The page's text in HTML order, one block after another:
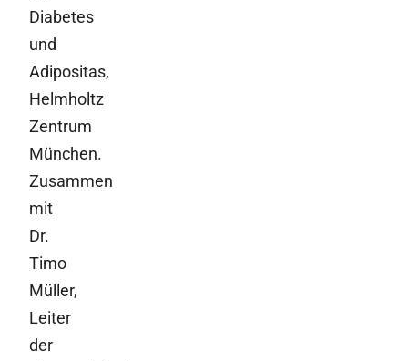
Diabetes
und
Adipositas,
Helmholtz
Zentrum
München.
Zusammen
mit
Dr.
Timo
Müller,
Leiter
der